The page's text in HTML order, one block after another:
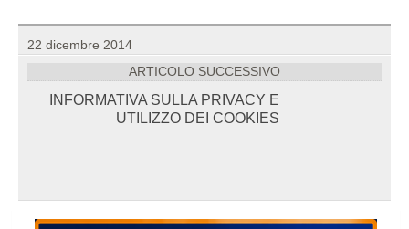
22 dicembre 2014
ARTICOLO SUCCESSIVO
INFORMATIVA SULLA PRIVACY E
UTILIZZO DEI COOKIES